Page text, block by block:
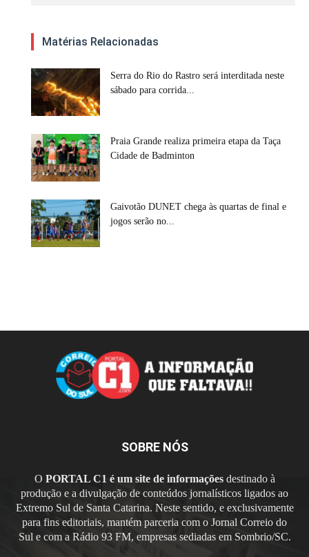
Matérias Relacionadas
Serra do Rio do Rastro será interditada neste
sábado para corrida...
Praia Grande realiza primeira etapa da Taça
Cidade de Badminton
Gaivotão DUNET chega às quartas de final e
jogos serão no...
SOBRE NÓS
O PORTAL C1 é um site de informaçõesdestinado à
produção e a divulgação de conteúdos jornalísticos ligados ao
Extremo Sul de Santa Catarina. Neste sentido, e exclusivamente
para fins editoriais, mantém parceria com o Jornal Correio do
Sul e com a Rádio 93 FM, empresas sediadas em Sombrio/SC.